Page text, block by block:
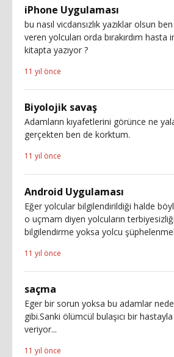
iPhone Uygulaması
bu nasıl vicdansızlık yazıklar olsun
veren yolcuları orda bırakırdım hasta
kitapta yazıyor ?
11 yıl önce
Biyolojik savaş
Adamların kıyafetlerini görünce ne
gerçekten ben de korktum.
11 yıl önce
Android Uygulaması
Eğer yolcular bilgilendirildiği halde
o uçmam diyen yolcuların
bilgilendirme yoksa yolcu
11 yıl önce
saçma
Eger bir sorun yoksa bu adamlar
gibi.Sanki ölümcül bulaşıcı bir
veriyor...
11 yıl önce